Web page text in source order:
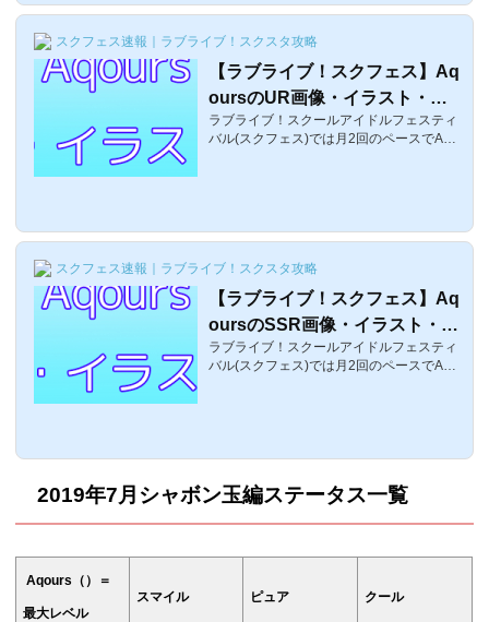
Aqoursは月2回のペースで追加されていく
ょうか？ここでは、次に追加されるであろ
う、UR/SSRの予想ページ2になります。※
前のページのコメント量が増えてきたので
また新しく作成しました。Part1に投稿され
たコメントは以下のリンクでご確認できま
す。μ...
スクフェス速報｜ラブライブ！スクスタ攻略
【ラブライブ！スクフェス】Aq
oursのUR画像・イラスト・一
枚絵まとめ【歴代UR】
ラブライブ！スクールアイドルフェスティ
バル(スクフェス)では月2回のペースでAqo
が、是非一番かわいいAqoursの画像を御覧
qoursのUR画像一覧2016年7月5日より追
加された、ラブライブ！サンシャイン!!Aqo
ursのUR画像一覧です。UR1周目一覧【初
期編〜ハロウィン編】1周目 2016年7
月 初期UR覚醒前覚醒後高海千歌＜初期
編＞スマイル スコ...
スクフェス速報｜ラブライブ！スクスタ攻略
【ラブライブ！スクフェス】Aq
oursのSSR画像・イラスト・一
枚絵まとめ【歴代SSR】
ラブライブ！スクールアイドルフェスティ
バル(スクフェス)では月2回のペースでAqo
御覧ください。AqoursのSSR画像と追加順
AqoursのSSRの画像と追加順一覧です。先
の妖精編...
2019年7月シャボン玉編ステータス一覧
Aqours（）＝
最大レベル
スマイル ピュア クール